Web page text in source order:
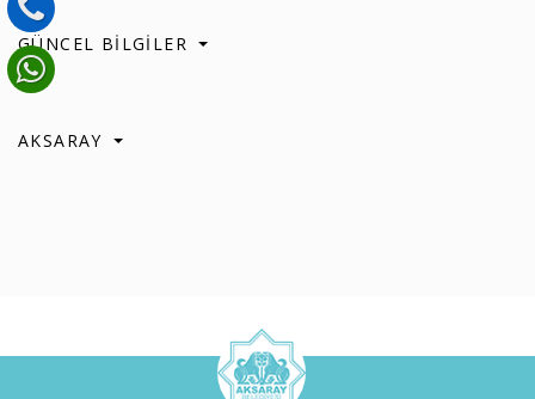
GÜNCEL BİLGİLER
AKSARAY